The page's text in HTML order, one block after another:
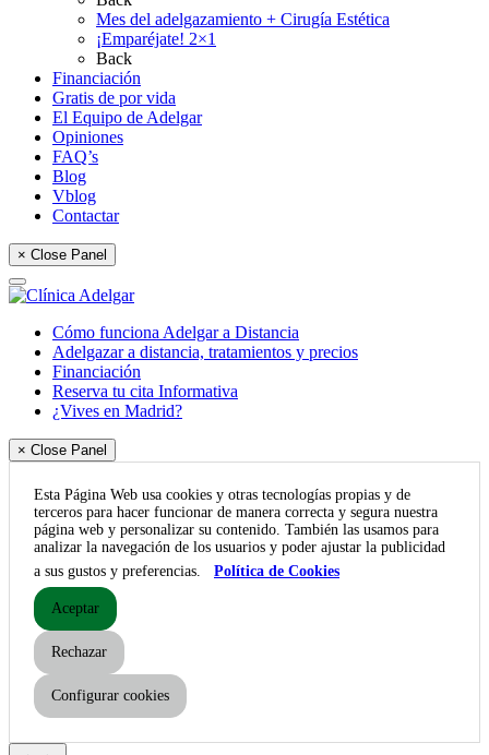
Mes del adelgazamiento + Cirugía Estética
¡Emparéjate! 2×1
Back
Financiación
Gratis de por vida
El Equipo de Adelgar
Opiniones
FAQ’s
Blog
Vblog
Contactar
× Close Panel
Cómo funciona Adelgar a Distancia
Adelgazar a distancia, tratamientos y precios
Financiación
Reserva tu cita Informativa
¿Vives en Madrid?
× Close Panel
Esta Página Web usa cookies y otras tecnologías propias y de
terceros para hacer funcionar de manera correcta y segura nuestra
página web y personalizar su contenido. También las usamos para
analizar la navegación de los usuarios y poder ajustar la publicidad
a sus gustos y preferencias.
Política de Cookies
Aceptar
Rechazar
Configurar cookies